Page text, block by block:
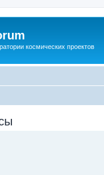
космических проектов